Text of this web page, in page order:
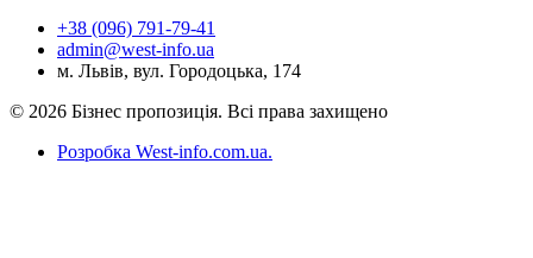
+38 (096) 791-79-41
admin@west-info.ua
м. Львів, вул. Городоцька, 174
© 2026 Бізнес пропозиція. Всі права захищено
Розробка West-info.com.ua.